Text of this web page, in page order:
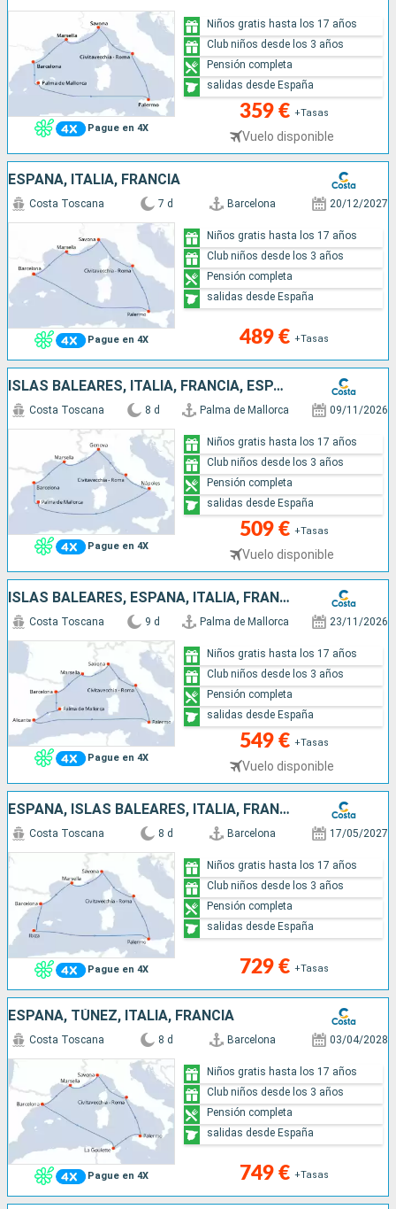
Pague en 4X
359 € +Tasas
Vuelo disponible
Niños gratis hasta los 17 años
Club niños desde los 3 años
Pensión completa
salidas desde España
ESPAÑA, ITALIA, FRANCIA
Pague en 4X
Costa Toscana 7 d Barcelona 20/12/2027
489 € +Tasas
Niños gratis hasta los 17 años
Club niños desde los 3 años
Pensión completa
salidas desde España
ISLAS BALEARES, ITALIA, FRANCIA, ESPAÑA
Pague en 4X
Costa Toscana 8 d Palma de Mallorca 09/11/2026
509 € +Tasas
Vuelo disponible
Niños gratis hasta los 17 años
Club niños desde los 3 años
Pensión completa
salidas desde España
ISLAS BALEARES, ESPAÑA, ITALIA, FRANCIA
Pague en 4X
Costa Toscana 9 d Palma de Mallorca 23/11/2026
549 € +Tasas
Vuelo disponible
Niños gratis hasta los 17 años
Club niños desde los 3 años
Pensión completa
salidas desde España
ESPAÑA, ISLAS BALEARES, ITALIA, FRANCIA
Pague en 4X
Costa Toscana 8 d Barcelona 17/05/2027
729 € +Tasas
Niños gratis hasta los 17 años
Club niños desde los 3 años
Pensión completa
salidas desde España
ESPAÑA, TÚNEZ, ITALIA, FRANCIA
Pague en 4X
Costa Toscana 8 d Barcelona 03/04/2028
749 € +Tasas
Niños gratis hasta los 17 años
Club niños desde los 3 años
Pensión completa
salidas desde España